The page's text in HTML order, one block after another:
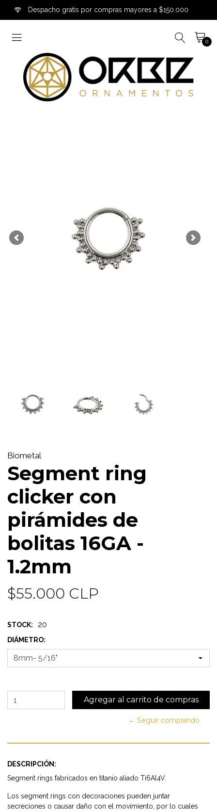
Despacho gratis por compras mayores a $150.000
0
Previous Next
Biometal
Segment ring
clicker con
pirámides de
bolitas 16GA -
1.2mm
$55.000 CLP
STOCK: 20
DIÁMETRO:
← Seguir comprando
DESCRIPCIÓN:
Segment rings fabricados en titanio aliado Ti6Al4V.
Los segment rings con decoraciones pueden juntar
secreciones o causar daño con el movimiento, por lo cuales